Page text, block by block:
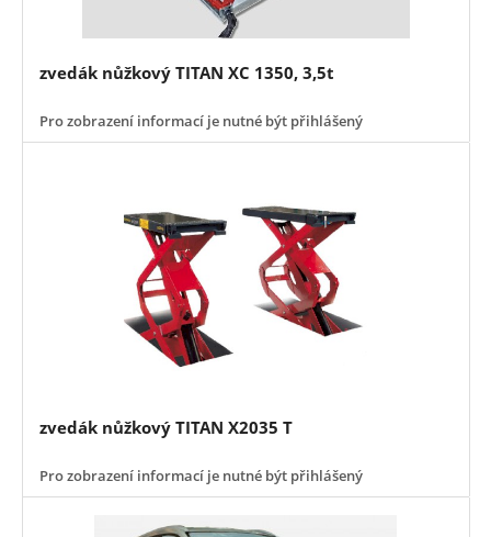
zvedák nůžkový TITAN XC 1350, 3,5t
Pro zobrazení informací je nutné být přihlášený
zvedák nůžkový TITAN X2035 T
Pro zobrazení informací je nutné být přihlášený